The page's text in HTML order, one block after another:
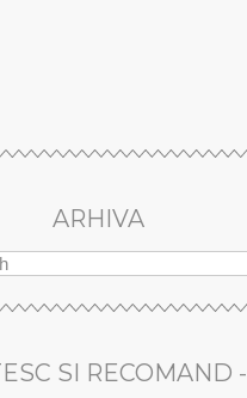
ARHIVA
SI RECOMAND -